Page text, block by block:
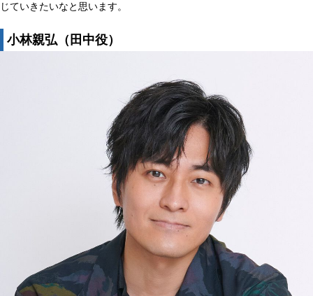
じていきたいなと思います。
小林親弘（田中役）